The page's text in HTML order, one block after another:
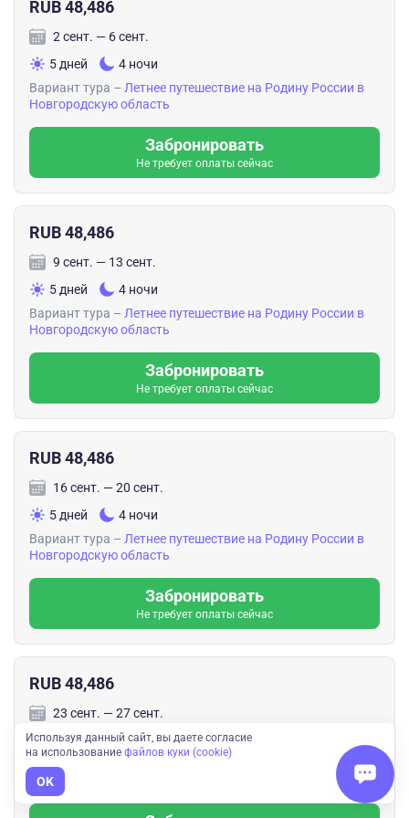
по красивейшим и интересным местам (сейчас
возможностей поиска информации огромнейший, и ИИ
все больше входит в нашу жизнь). 🤝
Понимаю прекрасно, что работа с людьми — это
невероятный труд, но все наши усилия с лихвой
возвращаются, если делать работу с душой и чистым
RUB 48,486
2 сент. — 6 сент.
5 дней
4 ночи
Вариант тура – Летнее путешествие на Родину России в
Новгородскую область
Забронировать
Не требует оплаты сейчас
RUB 48,486
9 сент. — 13 сент.
5 дней
4 ночи
Вариант тура – Летнее путешествие на Родину России в
Новгородскую область
Забронировать
Не требует оплаты сейчас
RUB 48,486
16 сент. — 20 сент.
5 дней
4 ночи
Вариант тура – Летнее путешествие на Родину России в
Новгородскую область
Забронировать
Не требует оплаты сейчас
RUB 48,486
23 сент. — 27 сент.
5 дней
4 ночи
Вариант тура –
Летнее путешествие на Родину России в
Новгородскую область
Используя данный сайт, вы даете согласие
на использование файлов куки (cookie)
OK